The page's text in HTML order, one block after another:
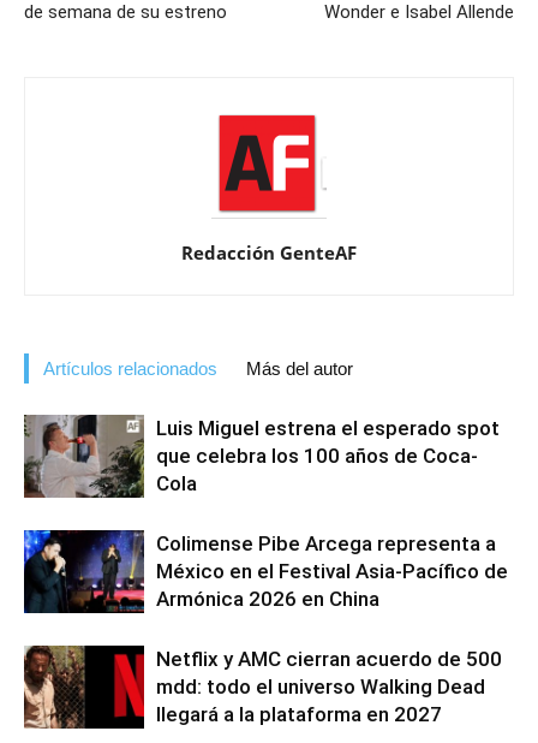
de semana de su estreno
Wonder e Isabel Allende
Redacción GenteAF
Artículos relacionados Más del autor
Luis Miguel estrena el esperado spot
que celebra los 100 años de Coca-
Cola
Colimense Pibe Arcega representa a
México en el Festival Asia-Pacífico de
Armónica 2026 en China
Netflix y AMC cierran acuerdo de 500
mdd: todo el universo Walking Dead
llegará a la plataforma en 2027